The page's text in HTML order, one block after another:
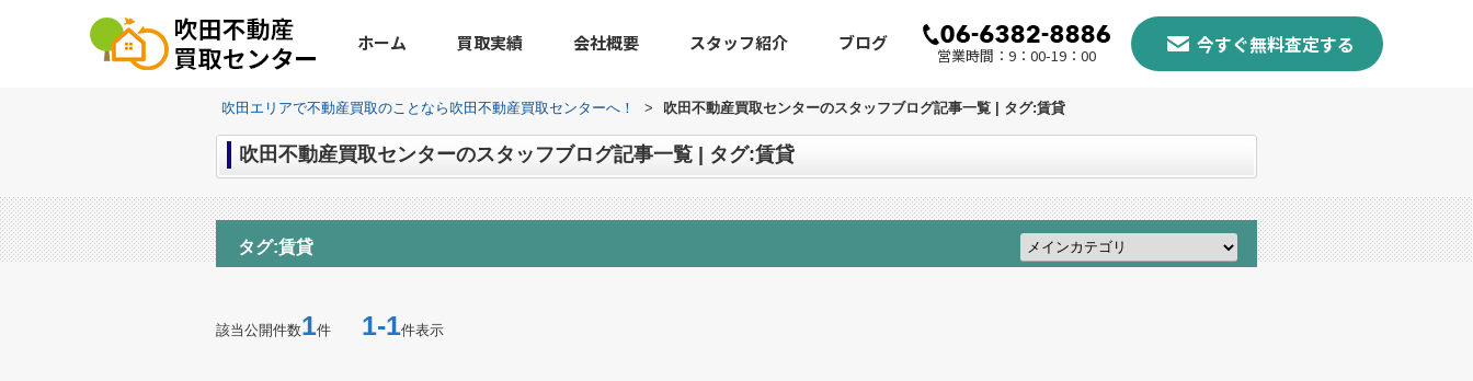
ホーム 買取実績 会社概要 スタッフ紹介 ブログ
営業時間：9：00-19：00 今すぐ無料査定する
吹田エリアで不動産買取のことなら吹田不動産買取センターへ！ > 吹田不動産買取センターのスタッフブログ記事一覧 | タグ:賃貸
吹田不動産買取センターのスタッフブログ記事一覧 | タグ:賃貸
タグ:賃貸
該当公開件数1件 1-1件表示